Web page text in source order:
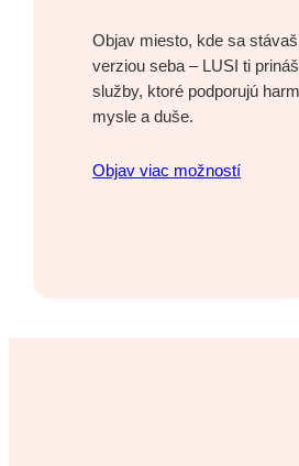
Objav miesto, kde sa
verziou seba – LUSI ti
služby, ktoré podporujú
mysle a duše.
Objav viac možností